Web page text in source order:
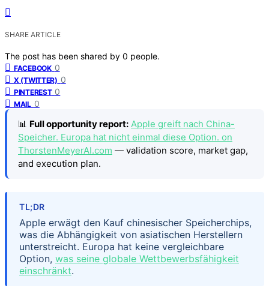
SHARE ARTICLE
The post has been shared by 0 people.
FACEBOOK 0
X (TWITTER) 0
PINTEREST 0
MAIL 0
📊 Full opportunity report: Apple greift nach China-
Speicher. Europa hat nicht einmal diese Option. on
ThorstenMeyerAI.com — validation score, market gap,
and execution plan.
TL;DR
Apple erwägt den Kauf chinesischer Speicherchips,
was die Abhängigkeit von asiatischen Herstellern
unterstreicht. Europa hat keine vergleichbare
Option, was seine globale Wettbewerbsfähigkeit
einschränkt.